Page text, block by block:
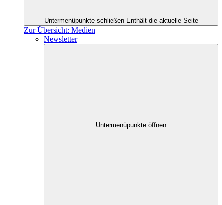
Untermenüpunkte schließen Enthält die aktuelle Seite
Zur Übersicht: Medien
Newsletter
Untermenüpunkte öffnen